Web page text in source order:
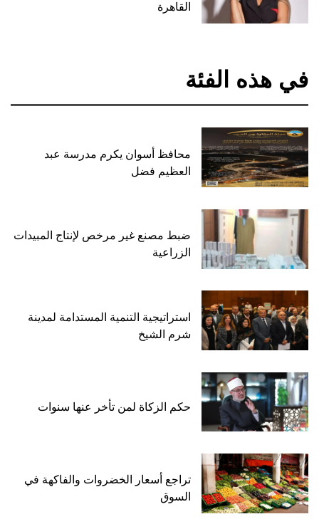
القاهرة
في هذه الفئة
محافظ أسوان يكرم مدرسة عبد
العظيم فضل
ضبط مصنع غير مرخص لإنتاج المبيدات
الزراعية
استراتيجية التنمية المستدامة لمدينة
شرم الشيخ
حكم الزكاة لمن تأخر عنها سنوات
تراجع أسعار الخضروات والفاكهة في
السوق